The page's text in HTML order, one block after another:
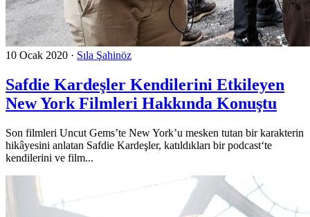
10 Ocak 2020 · Sıla Şahinöz
Safdie Kardeşler Kendilerini Etkileyen
New York Filmleri Hakkında Konuştu
Son filmleri Uncut Gems’te New York’u mesken tutan bir karakterin
hikâyesini anlatan Safdie Kardeşler, katıldıkları bir podcast‘te
kendilerini ve film...